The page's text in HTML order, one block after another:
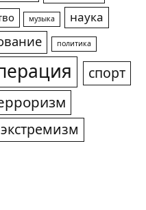
музыка
наука
политика
спорт
экстремизм